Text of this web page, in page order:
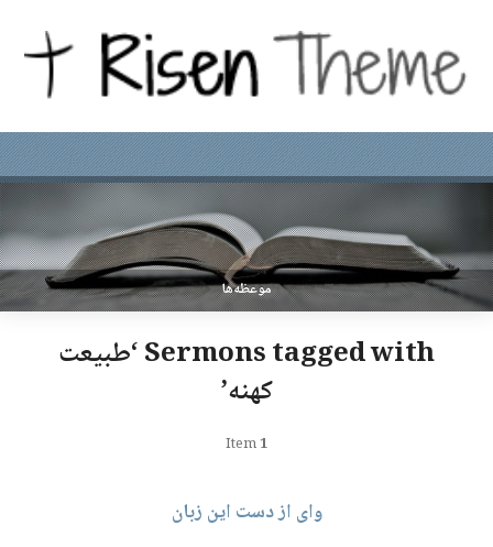
موعظه‌ها
Sermons tagged with ‘طبیعت
کهنه’
1
وای از دست این زبان